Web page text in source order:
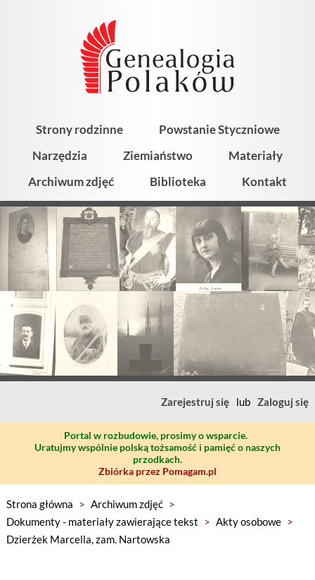
Strony rodzinne
Powstanie Styczniowe
Narzędzia
Ziemiaństwo
Materiały
Archiwum zdjęć
Biblioteka Kontakt
Zarejestruj się lub Zaloguj się
Portal w rozbudowie, prosimy o wsparcie.
Uratujmy wspólnie polską tożsamość i pamięć o naszych
przodkach.
Zbiórka przez Pomagam.pl
Strona główna > Archiwum zdjęć >
Dokumenty - materiały zawierające tekst > Akty osobowe >
Dzierżek Marcella, zam. Nartowska